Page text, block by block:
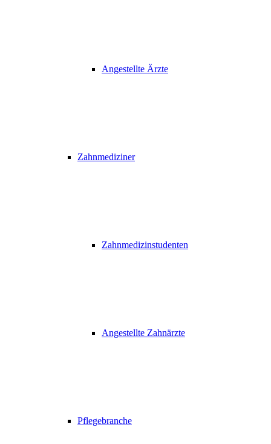
Angestellte Ärzte
Zahnmediziner
Zahnmedizinstudenten
Angestellte Zahnärzte
Pflegebranche